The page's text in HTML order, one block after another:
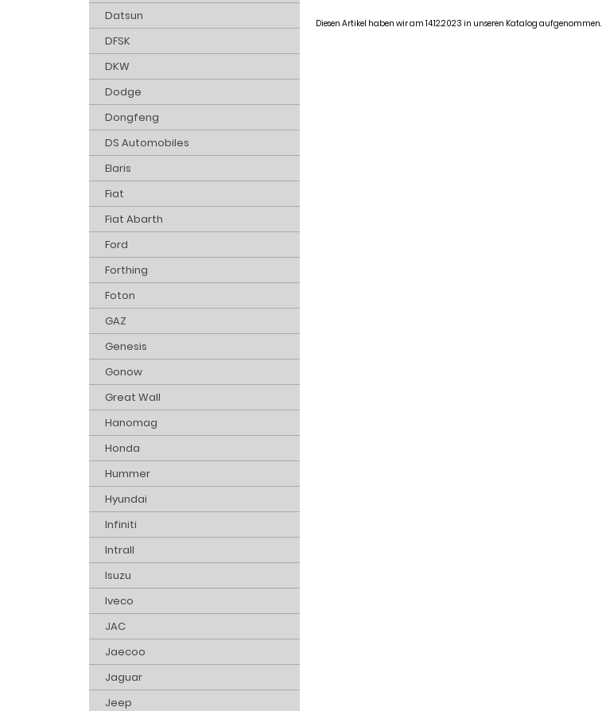
Diesen Artikel haben wir am 14.12.2023 in unseren Katalog aufgenommen.
Datsun
DFSK
DKW
Dodge
Dongfeng
DS Automobiles
Elaris
Fiat
Fiat Abarth
Ford
Forthing
Foton
GAZ
Genesis
Gonow
Great Wall
Hanomag
Honda
Hummer
Hyundai
Infiniti
Intrall
Isuzu
Iveco
JAC
Jaecoo
Jaguar
Jeep